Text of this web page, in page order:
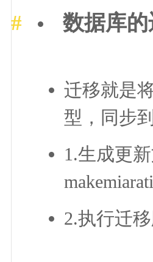
数据库的
迁移就是
型，同步
1.生成更
2.执行迁